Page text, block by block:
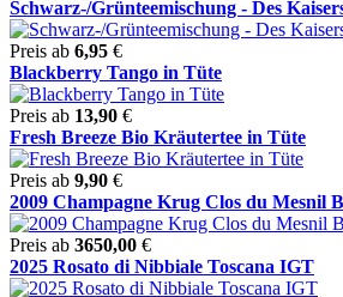
Schwarz-/Grünteemischung - Des
Preis ab 6,95 €
Blackberry Tango in Tüte
Preis ab 13,90 €
Fresh Breeze Bio Kräutertee in Tüte
Preis ab 9,90 €
2009 Champagne Krug Clos du Mesnil
Preis ab 3650,00 €
2025 Rosato di Nibbiale Toscana IGT